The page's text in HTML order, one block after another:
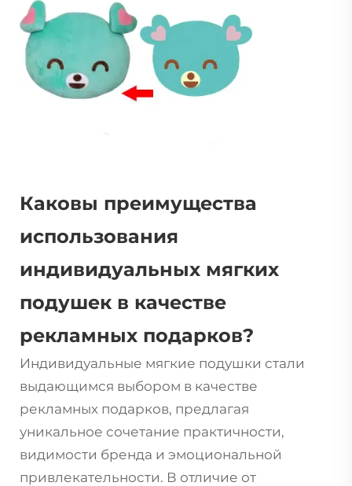
Каковы преимущества
использования
индивидуальных мягких
подушек в качестве
рекламных подарков?
Индивидуальные мягкие подушки стали
выдающимся выбором в качестве
рекламных подарков, предлагая
уникальное сочетание практичности,
видимости бренда и эмоциональной
привлекательности. В отличие от